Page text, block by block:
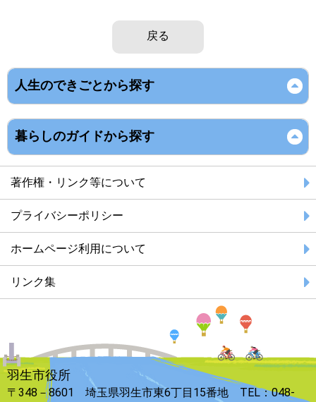
戻る
人生のできごとから探す
暮らしのガイドから探す
著作権・リンク等について
プライバシーポリシー
ホームページ利用について
リンク集
羽生市役所
〒348－8601 埼玉県羽生市東6丁目15番地 TEL：048-